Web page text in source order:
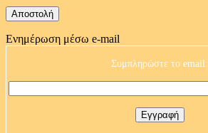
Ενημέρωση μέσω e-mail
Συμπληρώστε το email: